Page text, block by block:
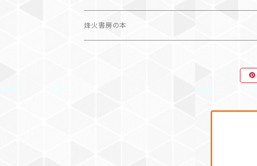
カレンダー
作品集＋エッセイ
烽火書房の本